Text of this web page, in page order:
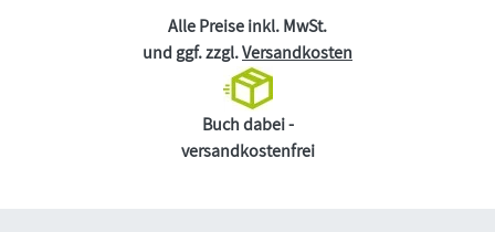
Alle Preise inkl. MwSt.
und ggf. zzgl.Versandkosten
Buch dabei -
versandkostenfrei